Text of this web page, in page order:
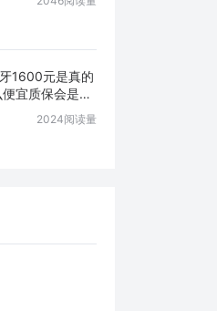
1600元是真的
宜质保会是几
2024阅读量